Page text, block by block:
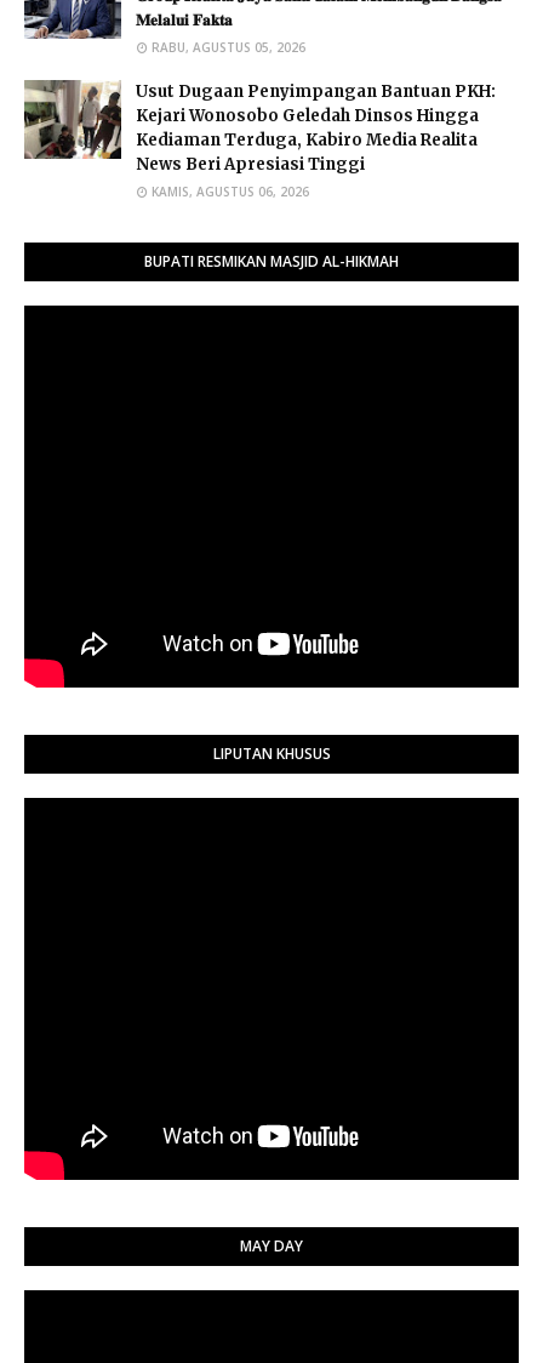
𝐌𝐞𝐥𝐚𝐥𝐮𝐢 𝐅𝐚𝐤𝐭𝐚 ​
RABU, AGUSTUS 05, 2026
Usut Dugaan Penyimpangan Bantuan PKH:
Kejari Wonosobo Geledah Dinsos Hingga
Kediaman Terduga, Kabiro Media Realita
News Beri Apresiasi Tinggi
KAMIS, AGUSTUS 06, 2026
BUPATI RESMIKAN MASJID AL-HIKMAH
LIPUTAN KHUSUS
MAY DAY